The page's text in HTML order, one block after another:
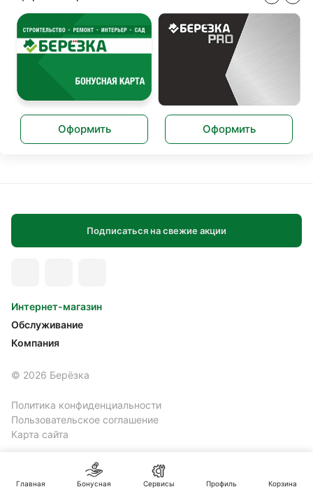
Оформить Оформить
Подписаться на свежие акции
Интернет-магазин
Обслуживание
Компания
© 2026 Берёзка
Политика конфиденциальности
Пользовательское соглашение
Карта сайта
Главная Бонусная Сервисы Профиль Корзина